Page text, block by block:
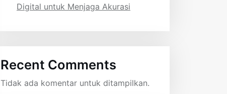
Digital untuk Menjaga Akurasi
Recent Comments
Tidak ada komentar untuk ditampilkan.